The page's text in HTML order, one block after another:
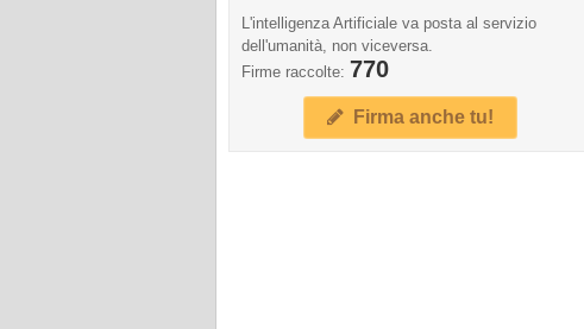
L'intelligenza Artificiale va posta al servizio
dell'umanità, non viceversa.
Firme raccolte: 770
Firma anche tu!